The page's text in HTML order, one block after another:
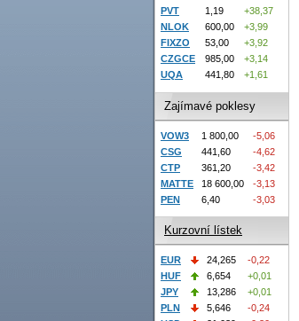
PVT 1,19
+38,37
NLOK
600,00
+3,99
FIXZO
53,00
+3,92
CZGCE
985,00
+3,14
UQA
441,80 +1,61
Zajímavé poklesy
VOW3 1 800,00
-5,06
CSG
441,60
-4,62
CTP
361,20
-3,42
MATTE
18 600,00
-3,13
PEN
6,40 -3,03
Kurzovní lístek
EUR 24,265
-0,22
HUF
6,654
+0,01
JPY
13,286
+0,01
PLN
5,646
-0,24